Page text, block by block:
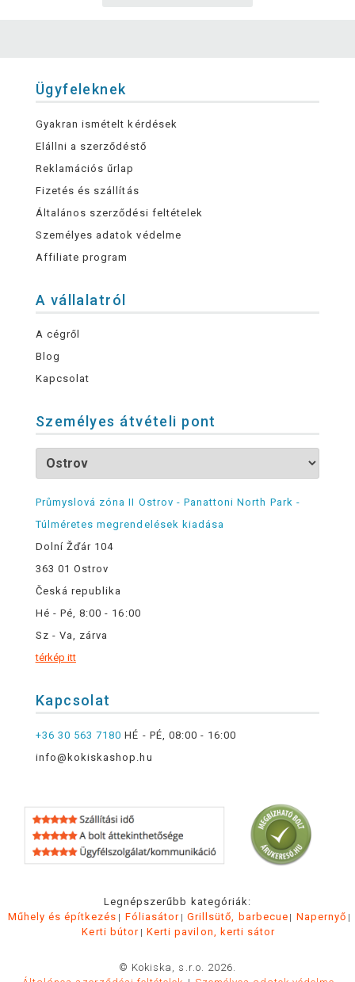
Ügyfeleknek
Gyakran ismételt kérdések
Elállni a szerződéstő
Reklamációs űrlap
Fizetés és szállítás
Általános szerződési feltételek
Személyes adatok védelme
Affiliate program
A vállalatról
A cégről
Blog
Kapcsolat
Személyes átvételi pont
Průmyslová zóna II Ostrov - Panattoni North Park -
Túlméretes megrendelések kiadása
Dolní Žďár 104
363 01 Ostrov
Česká republika
Hé - Pé, 8:00 - 16:00
Sz - Va, zárva
térkép itt
Kapcsolat
+36 30 563 7180 HÉ - PÉ, 08:00 - 16:00
info@kokiskashop.hu
Legnépszerűbb kategóriák:
Műhely és építkezés
Fóliasátor Grillsütő, barbecue
Napernyő
Kerti bútor
Kerti pavilon, kerti sátor
© Kokiska, s.r.o. 2026.